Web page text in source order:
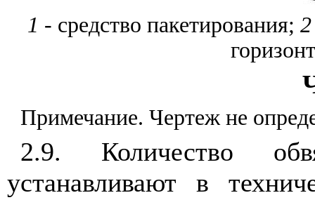
1 - средство пакетирования;
Примечание. Чертеж не
2.9. Количество
устанавливают в